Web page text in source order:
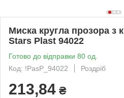
Миска кругла прозора з
Stars Plast 94022
Готово до відправки 80 од.
Код: !PasP_94022
Роздріб
213,84 ₴